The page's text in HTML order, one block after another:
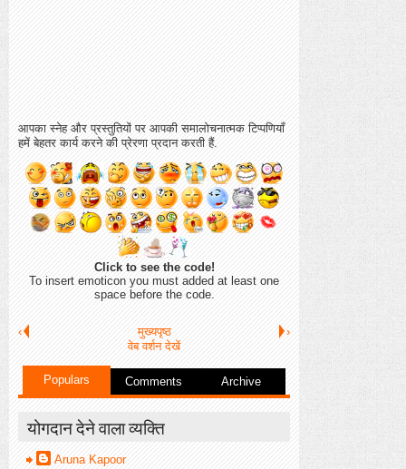
आपका स्नेह और प्रस्तुतियों पर आपकी समालोचनात्मक टिप्पणियाँ
हमें बेहतर कार्य करने की प्रेरणा प्रदान करती हैं.
Click to see the code!
To insert emoticon you must added at least one
space before the code.
‹ ›
मुख्यपृष्ठ
वेब वर्शन देखें
Populars Comments Archive
योगदान देने वाला व्यक्ति
Aruna Kapoor